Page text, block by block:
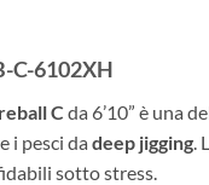
C-6102XH
C da 6’10” è una
i pesci da deep jigging
sotto stress.